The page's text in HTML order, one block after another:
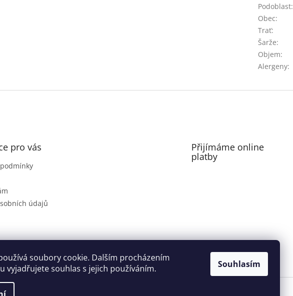
soubory cookie. Dalším procházením
vyjadřujete souhlas s jejich používáním.
Souhlasím
Podoblast:
Obec:
Trať:
Šarže:
Objem:
Alergeny:
pro vás
údajů
Přijímáme online
platby
Farma Pálava VICAN - rodinné vinařství Vinná galerie